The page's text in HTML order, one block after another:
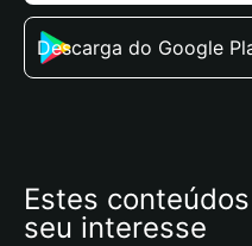
Descarga do Google
Estes
seu interesse